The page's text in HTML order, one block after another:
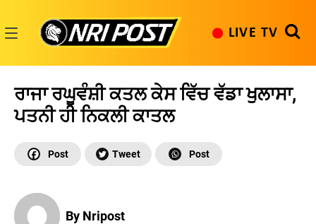
content
LIVE TV
ਰਾਜਾ ਰਘੂਵੰਸ਼ੀ ਕਤਲ ਕੇਸ ਵਿੱਚ ਵੱਡਾ ਖੁਲਾਸਾ,
ਪਤਨੀ ਹੀ ਨਿਕਲੀ ਕਾਤਲ
By Nripost